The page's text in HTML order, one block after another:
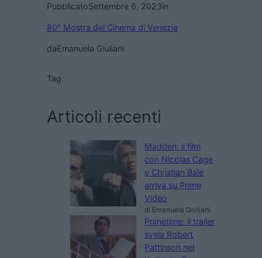
PubblicatoSettembre 6, 2023in
80° Mostra del Cinema di Venezia
daEmanuela Giuliani
Tag:
Articoli recenti
Madden: il film
con Nicolas Cage
e Christian Bale
arriva su Prime
Video
di Emanuela Giuliani
Primetime: il trailer
svela Robert
Pattinson nel